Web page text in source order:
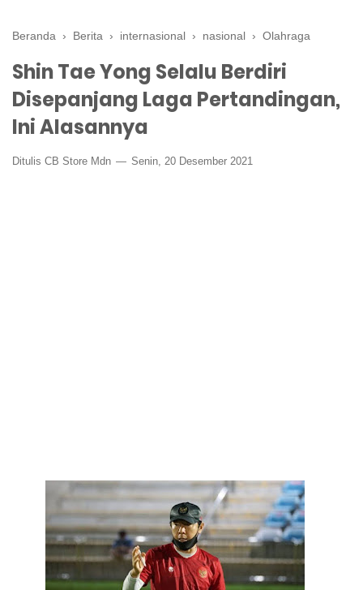
Beranda › Berita › internasional › nasional › Olahraga
Shin Tae Yong Selalu Berdiri
Disepanjang Laga Pertandingan,
Ini Alasannya
Ditulis CB Store Mdn Senin, 20 Desember 2021